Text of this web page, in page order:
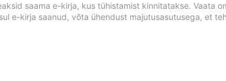
saama e-kirja, kus tühistamist kinnitatakse. Vaata
e-kirja saanud, võta ühendust majutusasutusega, et